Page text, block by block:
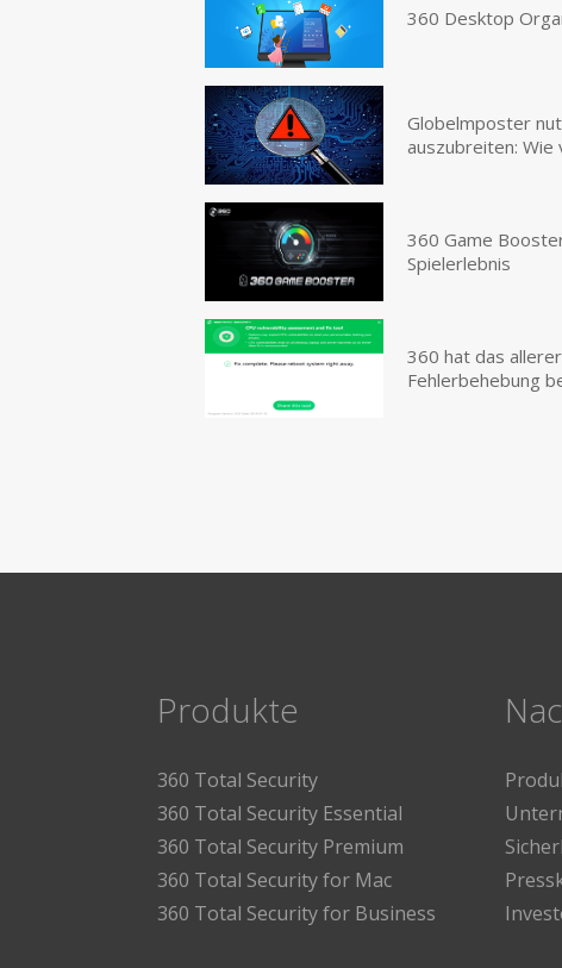
360 Desktop
Globelmposter
auszubreiten:
360 Game
Spielerlebnis
360 hat das
Fehlerbehebung
Produkte
360 Total Security
360 Total Security Essential
360 Total Security Premium
360 Total Security for Mac
360 Total Security for Business